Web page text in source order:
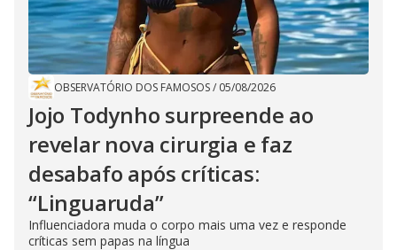
OBSERVATÓRIO DOS FAMOSOS/ 05/08/2026
Jojo Todynho surpreende ao
revelar nova cirurgia e faz
desabafo após críticas:
“Linguaruda”
Influenciadora muda o corpo mais uma vez e responde
críticas sem papas na língua